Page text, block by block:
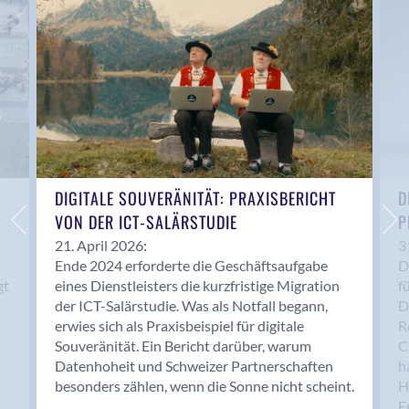
Anwil
Appenzell
Au SG
Baar
Baden
Balsthal
Balzers
Basel
Bassersdorf
Belp
Bendern
Benken (SG)
Bergdietikon
Berlin
Bern
Bern - Liebefeld
DIGITALE SOUVERÄNITÄT: PRAXISBERICHT
VON DER ICT-SALÄRSTUDIE
21. April 2026:
Ende 2024 erforderte die Geschäftsaufgabe
eines Dienstleisters die kurzfristige Migration
der ICT-Salärstudie. Was als Notfall begann,
erwies sich als Praxisbeispiel für digitale
Souveränität. Ein Bericht darüber, warum
Datenhoheit und Schweizer Partnerschaften
besonders zählen, wenn die Sonne nicht scheint.